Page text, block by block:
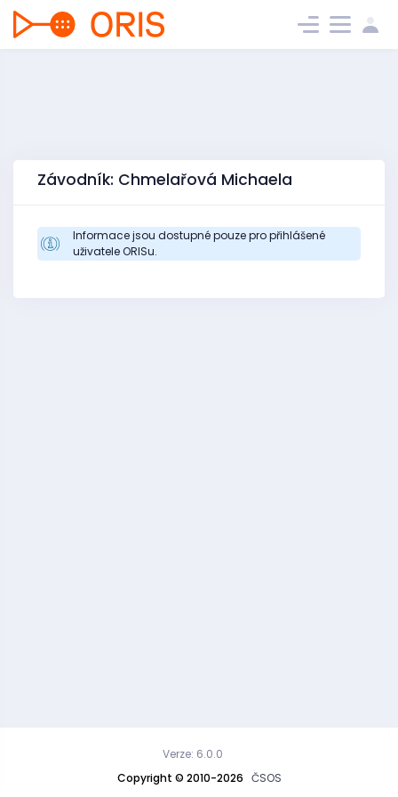
Závodník: Chmelařová Michaela
Informace jsou dostupné pouze pro přihlášené
uživatele ORISu.
Copyright © 2010-2026 ČSOS
Verze: 6.0.0